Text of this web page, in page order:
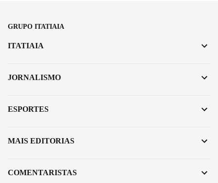
GRUPO ITATIAIA
ITATIAIA
JORNALISMO
ESPORTES
MAIS EDITORIAS
COMENTARISTAS